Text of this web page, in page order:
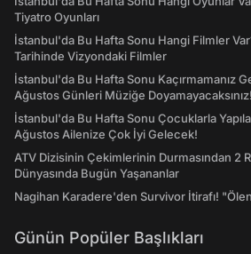
Tiyatro Oyunları
İstanbul'da Bu Hafta Sonu Hangi Filmler
Tarihinde Vizyondaki Filmler
İstanbul'da Bu Hafta Sonu Kaçırmamanız
Ağustos Günleri Müziğe Doyamayacaksınız!
İstanbul'da Bu Hafta Sonu Çocuklarla
Ağustos Ailenize Çok İyi Gelecek!
ATV Dizisinin Çekimlerinin Durmasından 2
Dünyasında Bugün Yaşananlar
Nagihan Karadere'den Survivor İtirafı!
Günün Popüler Başlıkları